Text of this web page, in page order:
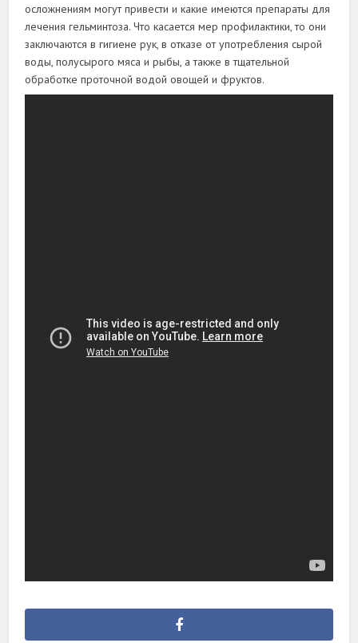
осложнениям могут привести и какие имеются препараты для
лечения гельминтоза. Что касается мер профилактики, то они
заключаются в гигиене рук, в отказе от употребления сырой
воды, полусырого мяса и рыбы, а также в тщательной
обработке проточной водой овощей и фруктов.